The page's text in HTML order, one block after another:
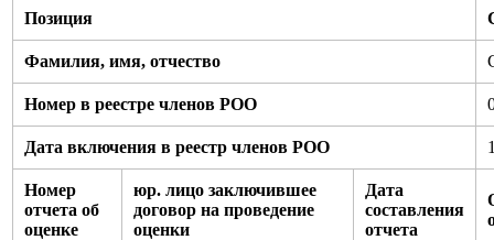
Позиция
Фамилия, имя, отчество
Номер в реестре членов РОО
Дата включения в реестр членов РОО
Номер
отчета об
оценке
юр. лицо заключившее
договор на проведение
оценки
Дата
составления
отчета